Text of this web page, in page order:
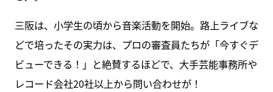
三阪は、小学生の頃から音楽活動を開始。路上ライブな
どで培ったその実力は、プロの審査員たちが「今すぐデ
ビューできる！」と絶賛するほどで、大手芸能事務所や
レコード会社20社以上から問い合わせが！